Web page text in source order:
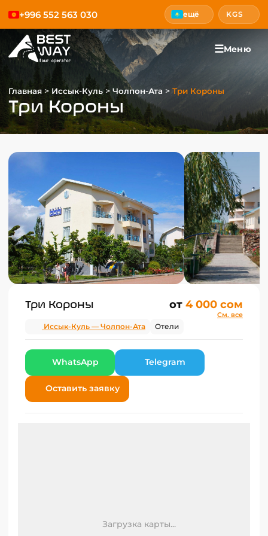
+996 552 563 030 ещё KGS
☰Меню
Главная > Иссык-Куль > Чолпон-Ата > Три Короны
Три Короны
Три Короны от 4 000 сом
См. все
Иссык-Куль — Чолпон-Ата Отели
WhatsApp Telegram
Оставить заявку
Загрузка карты...